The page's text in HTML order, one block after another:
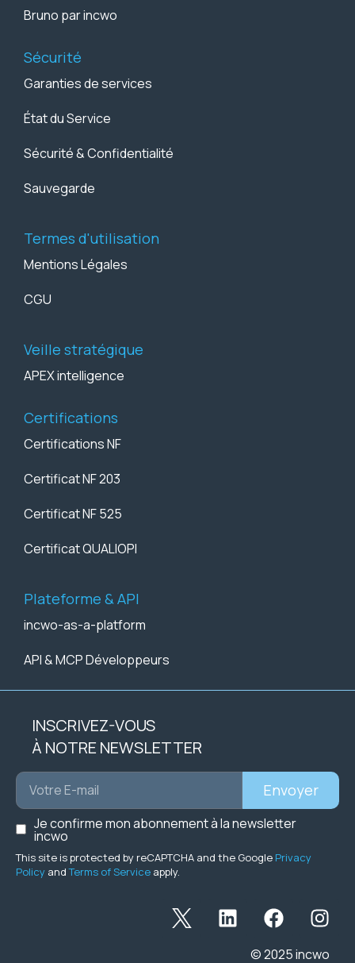
Bruno par incwo
Sécurité
Garanties de services
État du Service
Sécurité & Confidentialité
Sauvegarde
Termes d'utilisation
Mentions Légales
CGU
Veille stratégique
APEX intelligence
Certifications
Certifications NF
Certificat NF 203
Certificat NF 525
Certificat QUALIOPI
Plateforme & API
incwo-as-a-platform
API & MCP Développeurs
INSCRIVEZ-VOUS
À NOTRE NEWSLETTER
This site is protected by reCAPTCHA and the Google Privacy
Policy andTerms of Service apply.
Je confirme mon abonnement à la newsletter
incwo
Envoyer
© 2025 incwo